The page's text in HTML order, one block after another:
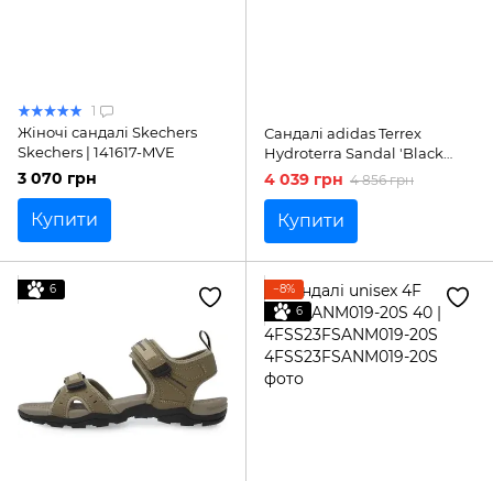
1
Жіночі сандалі Skechers
Skechers | 141617-MVE
3 070 грн
Купити
Сандалі adidas Terrex
Hydroterra Sandal 'Black
Grey'| ID4269
4 039 грн 4 856 грн
Купити
6
−8%
6